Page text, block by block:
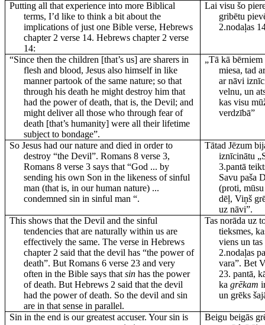
Putting all that experience into more Biblical
terms, I’d like to think a bit about the
implications of just one Bible verse, Hebrews
chapter 2 verse 14. Hebrews chapter 2 verse
14:
Lai visu šo
gribētu
2.nodaļas
“Since then the children [that’s us] are sharers in
flesh and blood, Jesus also himself in like
manner partook of the same nature; so that
through his death he might destroy him that
had the power of death, that is, the Devil; and
might deliver all those who through fear of
death [that’s humanity] were all their lifetime
subject to bondage”.
„Tā kā
miesa, tad
ar nāvi
velnu, un
kas visu
verdzībā”
So Jesus had our nature and died in order to
destroy “the Devil”. Romans 8 verse 3,
Romans 8 verse 3 says that “God ... by
sending his own Son in the likeness of sinful
man (that is, in our human nature) ...
condemned sin in sinful man “.
Tātad Jēzum
iznīcinātu
3.pantā
Savu paša
(proti,
dēļ, Viņš
uz nāvi”.
This shows that the Devil and the sinful
tendencies that are naturally within us are
effectively the same. The verse in Hebrews
chapter 2 said that the devil has “the power of
death”. But Romans 6 verse 23 and very
often in the Bible says thatsin has the power
of death. But Hebrews 2 said that the devil
had the power of death. So the devil and sin
are in that sense in parallel.
Tas norāda uz
tieksmes,
viens un
2.nodaļas
vara”. Bet
23. pantā,
kagrēkam
un grēks
Sin in the end is our greatest accuser. Your sin is
Beigu beigās